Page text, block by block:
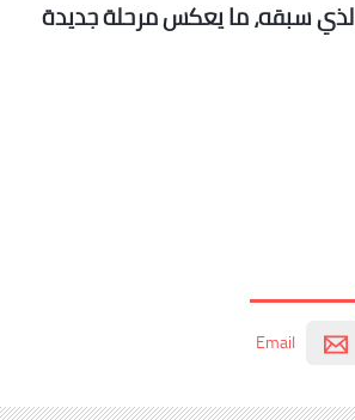
خلال 2025، أي أقل بنحو 8000 عن العام الذي سبقه، ما يعكس مرحلة جديدة
Email